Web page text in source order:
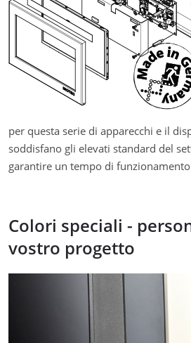
per questa serie di apparecchi e il
soddisfano gli elevati standard del
garantire un tempo di
Colori speciali -
vostro progetto